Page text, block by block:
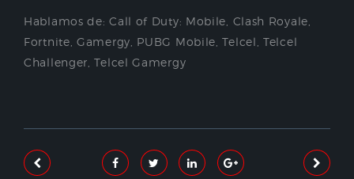
Hablamos de:Call of Duty: Mobile Clash Royale
Fortnite ,Gamergy PUBG Mobile ,Telcel ,Telcel
Challenger ,Telcel Gamergy